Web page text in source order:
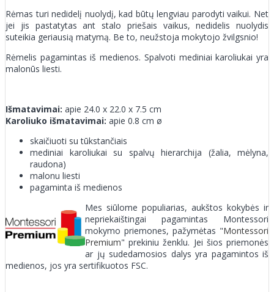
Rėmas turi nedidelį nuolydį, kad būtų lengviau parodyti vaikui. Net
jei jis pastatytas ant stalo priešais vaikus, nedidelis nuolydis
suteikia geriausią matymą. Be to, neužstoja mokytojo žvilgsnio!
Rėmelis pagamintas iš medienos. Spalvoti mediniai karoliukai yra
malonūs liesti.
Išmatavimai: apie 24.0 x 22.0 x 7.5 cm
Karoliuko išmatavimai: apie 0.8 cm ø
skaičiuoti su tūkstančiais
mediniai karoliukai su spalvų hierarchija (žalia, mėlyna,
raudona)
malonu liesti
pagaminta iš medienos
Mes siūlome populiarias, aukštos kokybės ir
nepriekaištingai pagamintas Montessori
mokymo priemones, pažymėtas "Montessori
Premium" prekiniu ženklu. Jei šios priemonės
ar jų sudedamosios dalys yra pagamintos iš
medienos, jos yra sertifikuotos FSC.